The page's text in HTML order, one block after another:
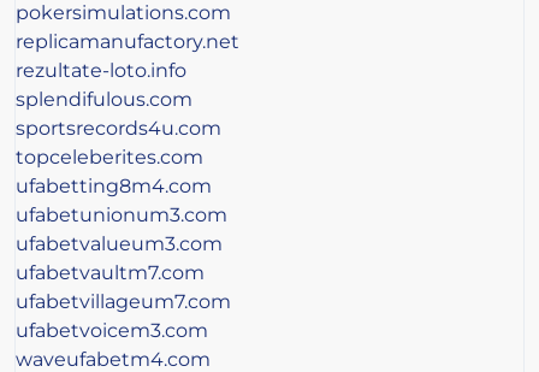
pokersimulations.com
replicamanufactory.net
rezultate-loto.info
splendifulous.com
sportsrecords4u.com
topceleberites.com
ufabetting8m4.com
ufabetunionum3.com
ufabetvalueum3.com
ufabetvaultm7.com
ufabetvillageum7.com
ufabetvoicem3.com
waveufabetm4.com